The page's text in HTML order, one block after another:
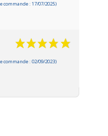
commande : 17/07/2025)
commande : 02/09/2023)